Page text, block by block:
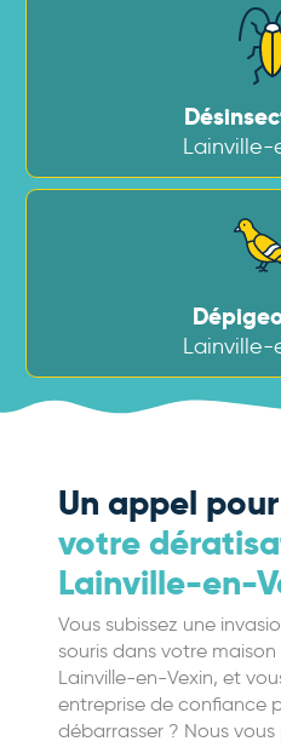
Lainville-
Lainville-
Un appel
votre
Lainville-en-
Vous subissez une
souris dans votre
Lainville-en-Vexin, et
entreprise de confiance
débarrasser ? Nous